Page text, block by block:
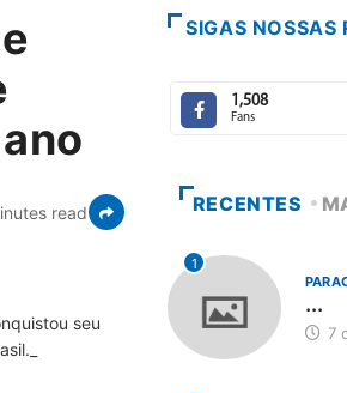
read
seu
SIGAS NOSSAS
1,508
Fans
RECENTES
1
...
7